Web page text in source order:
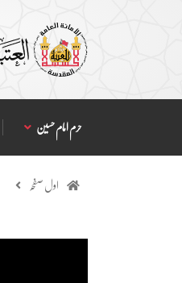
حرم امام حسین
اول صفحہ